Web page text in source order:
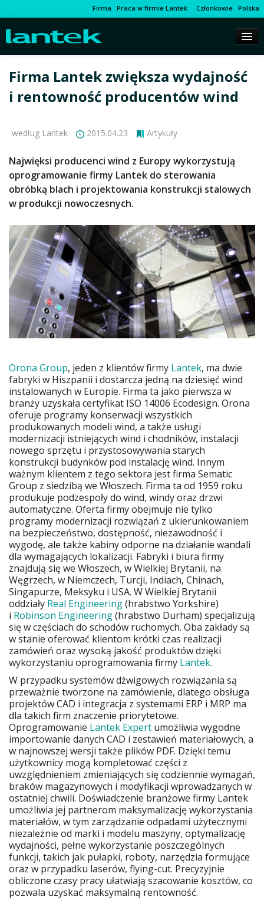
Firma Praca w firmie Lantek Członkowie Polska
Firma Lantek zwiększa wydajność
i rentowność producentów wind
według Lantek 2015.04.23 Artykuły
Najwięksi producenci wind z Europy wykorzystują
oprogramowanie firmy Lantek do sterowania
obróbką blach i projektowania konstrukcji stalowych
w produkcji nowoczesnych.
Orona Group, jeden z klientów firmy Lantek, ma dwie
fabryki w Hiszpanii i dostarcza jedną na dziesięć wind
instalowanych w Europie. Firma ta jako pierwsza w
branży uzyskała certyfikat ISO 14006 Ecodesign. Orona
oferuje programy konserwacji wszystkich
produkowanych modeli wind, a także usługi
modernizacji istniejących wind i chodników, instalacji
nowego sprzętu i przystosowywania starych
konstrukcji budynków pod instalację wind. Innym
ważnym klientem z tego sektora jest firma Sematic
Group z siedzibą we Włoszech. Firma ta od 1959 roku
produkuje podzespoły do wind, windy oraz drzwi
automatyczne. Oferta firmy obejmuje nie tylko
programy modernizacji rozwiązań z ukierunkowaniem
na bezpieczeństwo, dostępność, niezawodność i
wygodę, ale także kabiny odporne na działanie wandali
dla wymagających lokalizacji. Fabryki i biura firmy
znajdują się we Włoszech, w Wielkiej Brytanii, na
Węgrzech, w Niemczech, Turcji, Indiach, Chinach,
Singapurze, Meksyku i USA. W Wielkiej Brytanii
oddziały Real Engineering(hrabstwo Yorkshire)
i Robinson Engineering(hrabstwo Durham) specjalizują
się w częściach do schodów ruchomych. Oba zakłady są
w stanie oferować klientom krótki czas realizacji
zamówień oraz wysoką jakość produktów dzięki
wykorzystaniu oprogramowania firmy Lantek.
W przypadku systemów dźwigowych rozwiązania są
przeważnie tworzone na zamówienie, dlatego obsługa
projektów CAD i integracja z systemami ERP i MRP ma
dla takich firm znaczenie priorytetowe.
Oprogramowanie Lantek Expert umożliwia wygodne
importowanie danych CAD i zestawień materiałowych, a
w najnowszej wersji także plików PDF. Dzięki temu
użytkownicy mogą kompletować części z
uwzględnieniem zmieniających się codziennie wymagań,
braków magazynowych i modyfikacji wprowadzanych w
ostatniej chwili. Doświadczenie branżowe firmy Lantek
umożliwia jej partnerom maksymalizację wykorzystania
materiałów, w tym zarządzanie odpadami użytecznymi
niezależnie od marki i modelu maszyny, optymalizację
wydajności, pełne wykorzystanie poszczególnych
funkcji, takich jak pułapki, roboty, narzędzia formujące
oraz w przypadku laserów, flying-cut. Precyzyjnie
obliczone czasy pracy ułatwiają szacowanie kosztów, co
pozwala uzyskać maksymalną rentowność.